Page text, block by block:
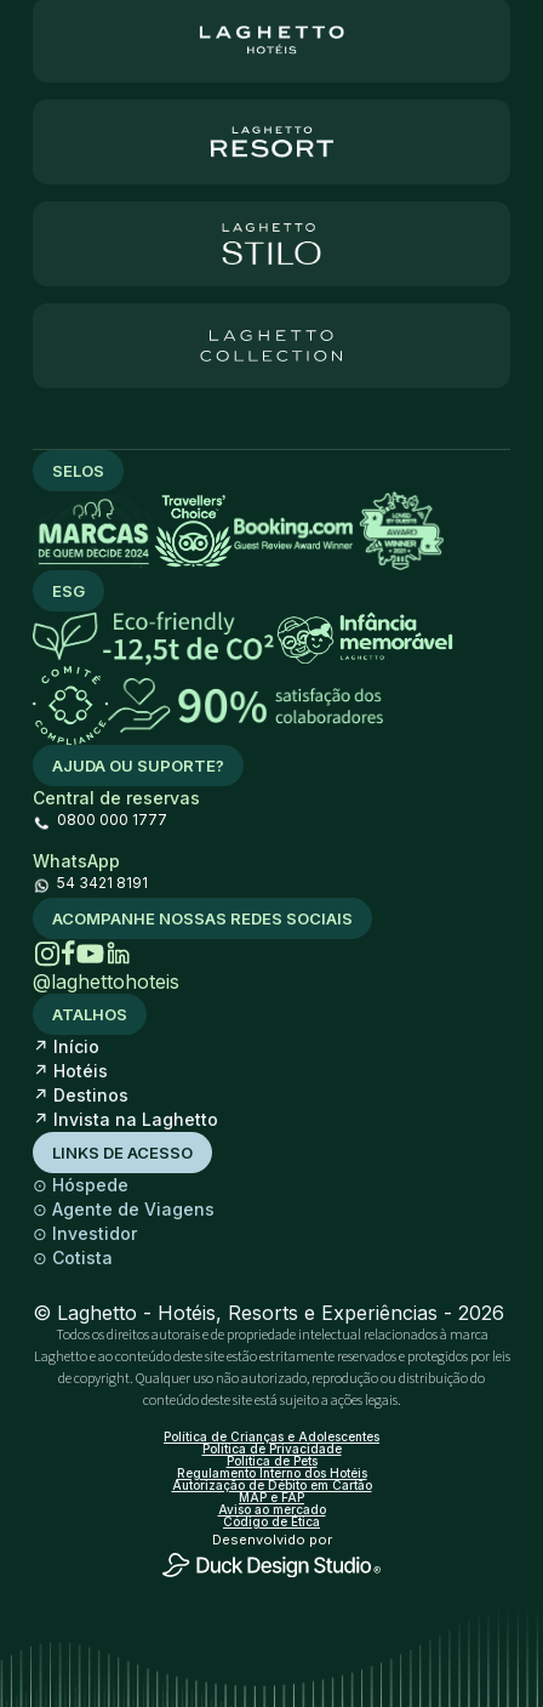
AJUDA OU SUPORTE?
Central de reservas
0800 000 1777
WhatsApp
54 3421 8191
SELOS
ESG
ACOMPANHE NOSSAS REDES SOCIAIS
@laghettohoteis
ATALHOS
↗ Início
↗ Hotéis
↗ Destinos
↗ Invista na Laghetto
LINKS DE ACESSO
⊙ Hóspede
⊙ Agente de Viagens
⊙ Investidor
⊙ Cotista
© Laghetto - Hotéis, Resorts e Experiências - 2026
Todos os direitos autorais e de propriedade intelectual relacionados à marca
Laghetto e ao conteúdo deste site estão estritamente reservados e protegidos por leis
de copyright. Qualquer uso não autorizado, reprodução ou distribuição do
conteúdo deste site está sujeito a ações legais.
Política de Crianças e Adolescentes
Política de Privacidade
Política de Pets
Regulamento Interno dos Hotéis
Autorização de Débito em Cartão
MAP e FAP
Aviso ao mercado
Código de Ética
Desenvolvido por